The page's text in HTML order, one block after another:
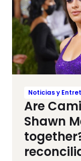
Noticias y
Are
Shawn